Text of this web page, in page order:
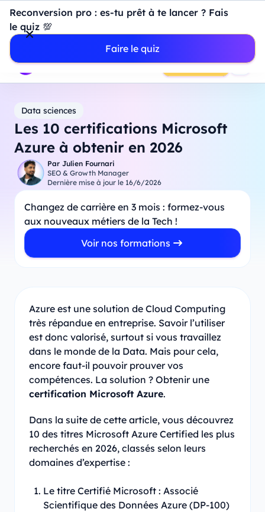
Reconversion pro : es-tu prêt à te lancer ? Fais
le quiz 💯
Faire le quiz
Introduction à Power BI : construisez votre premier
dashboard de A à Z
- Mardi 11 Août
18h00
Professionnels
Étudiants Parents Entreprises
Prendre RDV
Data sciences
Les 10 certifications Microsoft
Azure à obtenir en 2026
Par Julien Fournari
SEO & Growth Manager
Dernière mise à jour le 16/6/2026
Changez de carrière en 3 mois : formez-vous
aux nouveaux métiers de la Tech !
Voir nos formations
Azure est une solution de Cloud Computing
très répandue en entreprise. Savoir l’utiliser
est donc valorisé, surtout si vous travaillez
dans le monde de la Data. Mais pour cela,
encore faut-il pouvoir prouver vos
compétences. La solution ? Obtenir une
certification Microsoft Azure.
Dans la suite de cette article, vous découvrez
10 des titres Microsoft Azure Certified les plus
recherchés en 2026, classés selon leurs
domaines d’expertise :
Le titre Certifié Microsoft : Associé
Scientifique des Données Azure (DP-100)